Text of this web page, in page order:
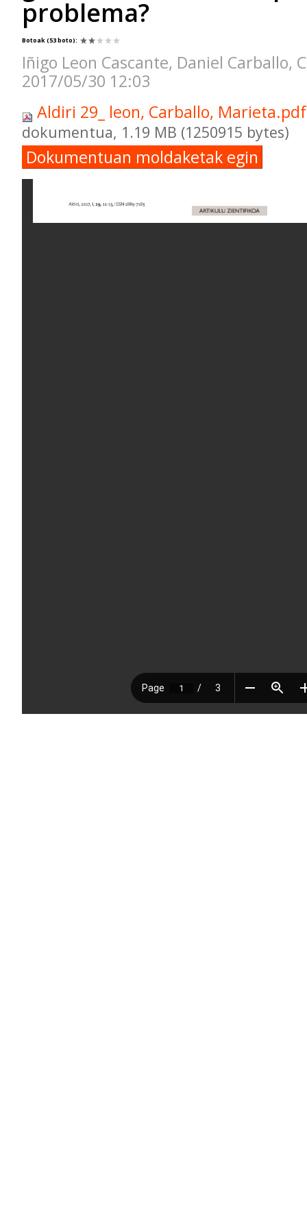
problema?
Botoak(53 boto):
Iñigo Leon Cascante, Daniel Carballo,
2017/05/30 12:03
Aldiri 29_ leon, Carballo,
dokumentua, 1.19 MB (1250915 bytes)
Dokumentuan moldaketak egin